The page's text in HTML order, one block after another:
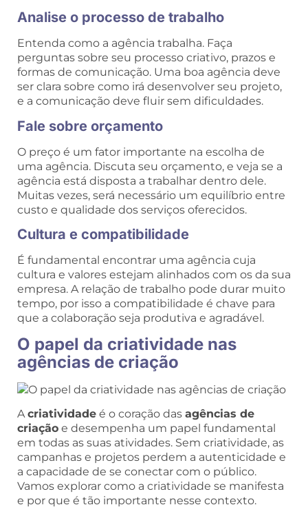
Analise o processo de trabalho
Entenda como a agência trabalha. Faça
perguntas sobre seu processo criativo, prazos e
formas de comunicação. Uma boa agência deve
ser clara sobre como irá desenvolver seu projeto,
e a comunicação deve fluir sem dificuldades.
Fale sobre orçamento
O preço é um fator importante na escolha de
uma agência. Discuta seu orçamento, e veja se a
agência está disposta a trabalhar dentro dele.
Muitas vezes, será necessário um equilíbrio entre
custo e qualidade dos serviços oferecidos.
Cultura e compatibilidade
É fundamental encontrar uma agência cuja
cultura e valores estejam alinhados com os da sua
empresa. A relação de trabalho pode durar muito
tempo, por isso a compatibilidade é chave para
que a colaboração seja produtiva e agradável.
O papel da criatividade nas
agências de criação
Acriatividade é o coração das agências de
criação e desempenha um papel fundamental
em todas as suas atividades. Sem criatividade, as
campanhas e projetos perdem a autenticidade e
a capacidade de se conectar com o público.
Vamos explorar como a criatividade se manifesta
e por que é tão importante nesse contexto.